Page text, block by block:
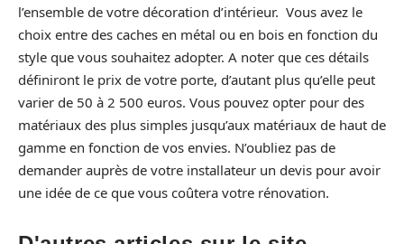
l’ensemble de votre décoration d’intérieur. Vous avez le
choix entre des caches en métal ou en bois en fonction du
style que vous souhaitez adopter. A noter que ces détails
définiront le prix de votre porte, d’autant plus qu’elle peut
varier de 50 à 2 500 euros. Vous pouvez opter pour des
matériaux des plus simples jusqu’aux matériaux de haut de
gamme en fonction de vos envies. N’oubliez pas de
demander auprès de votre installateur un devis pour avoir
une idée de ce que vous coûtera votre rénovation.